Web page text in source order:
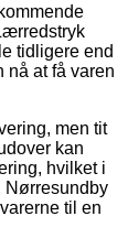
tidligere end
nå at få varen
men tit
kan
hvilket i
Nørresundby
til en